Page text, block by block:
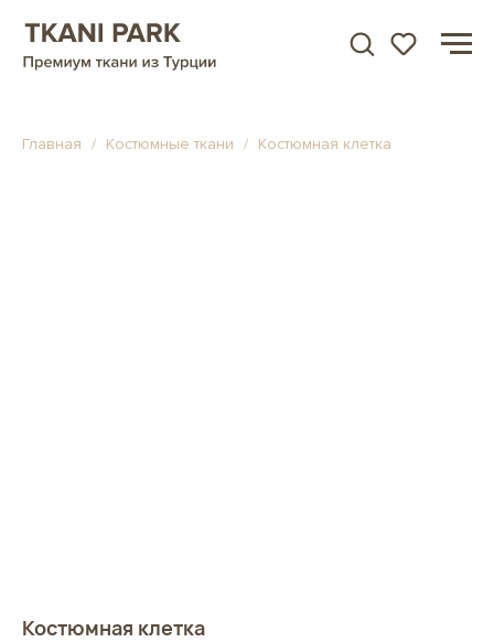
Главная Костюмные ткани Костюмная клетка
Костюмная клетка